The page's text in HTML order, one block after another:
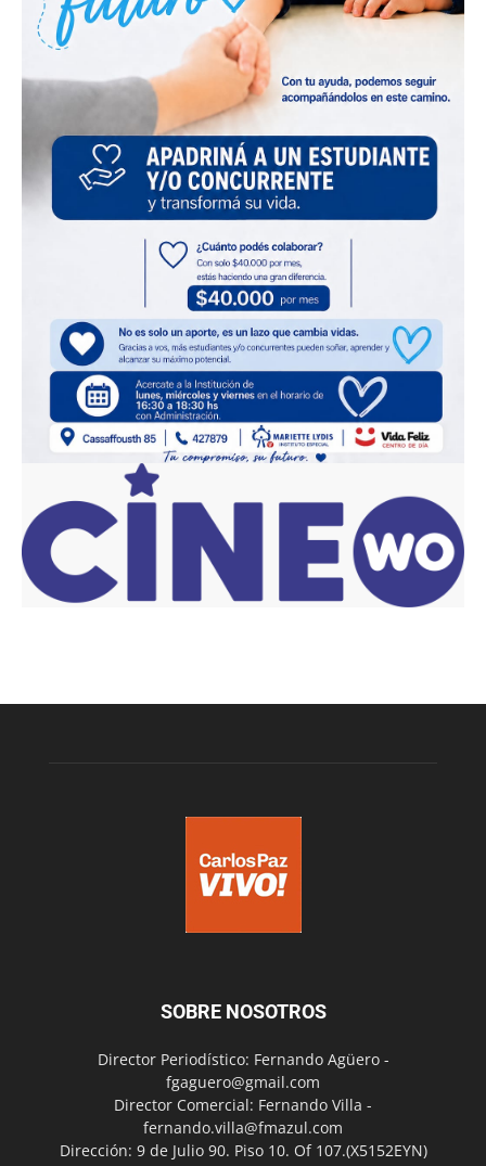
SOBRE NOSOTROS
Director Periodístico: Fernando Agüero -
fgaguero@gmail.com
Director Comercial: Fernando Villa -
fernando.villa@fmazul.com
Dirección: 9 de Julio 90. Piso 10. Of 107.(X5152EYN)